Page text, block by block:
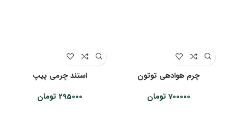
چرم هوادهی توتون
700000 تومان
استند چرمی پیپ
295000 تومان